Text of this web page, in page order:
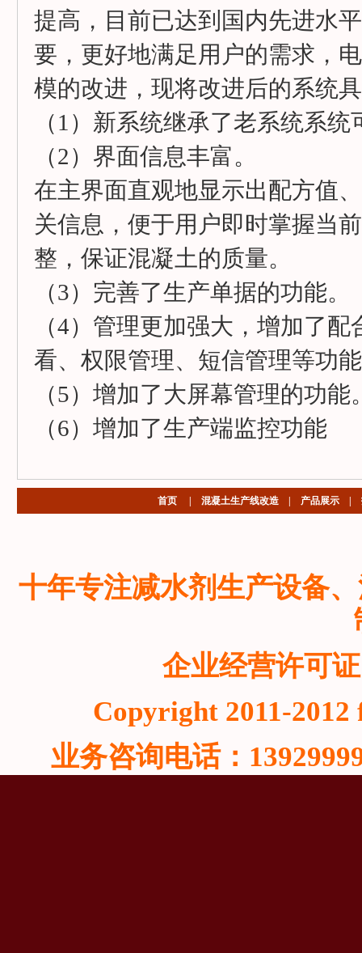
提高，目前已达到国内先进水
要，更好地满足用户的需求，
模的改进，现将改进后的系统
（1）新系统继承了老系统系
（2）界面信息丰富。
在主界面直观地显示出配方值
关信息，便于用户即时掌握当
整，保证混凝土的质量。
（3）完善了生产单据的功能。
（4）管理更加强大，增加了
看、权限管理、短信管理等功
（5）增加了大屏幕管理的功能
（6）增加了生产端监控功能
首页 混凝土生产线改造 产品展示
十年专注减水剂生产设备
企业经营许可
Copyright 2011-
业务咨询电话：